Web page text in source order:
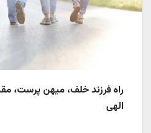
راه فرزند خلف، میهن پرست،
الهی